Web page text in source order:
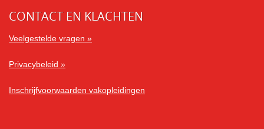
CONTACT EN KLACHTEN
Veelgestelde vragen »
Privacybeleid »
Inschrijfvoorwaarden vakopleidingen